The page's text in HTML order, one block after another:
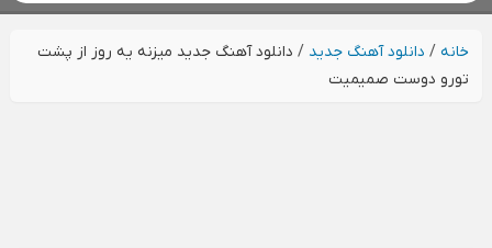
خانه/ دانلود آهنگ جدید / دانلود آهنگ جدید میزنه یه روز از پشت
تورو دوست صمیمیت